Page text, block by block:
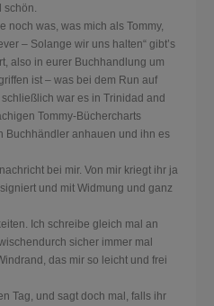
noch was, was mich als Tommy,
– Solange wir uns halten“ gibt’s
also in eurer Buchhandlung um
ist – was bei dem Run auf
schließlich war es in Trinidad and
Tommy-Büchercharts
Buchhändler anhauen und ihn es
bei mir. Von mir kriegt ihr ja
und mit Widmung und ganz
Ich schreibe gleich mal an
sicher immer mal
das mir so leicht und frei
Tag, und sagt doch mal, falls ihr